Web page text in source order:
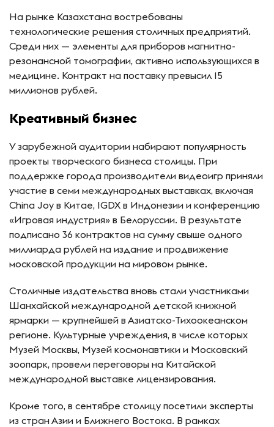
На рынке Казахстана востребованы
технологические решения столичных предприятий.
Среди них — элементы для приборов магнитно-
резонансной томографии, активно использующихся в
медицине. Контракт на поставку превысил 15
миллионов рублей.
Креативный бизнес
У зарубежной аудитории набирают популярность
проекты творческого бизнеса столицы. При
поддержке города производители видеоигр приняли
участие в семи международных выставках, включая
China Joy в Китае, IGDX в Индонезии и конференцию
«Игровая индустрия» в Белоруссии. В результате
подписано 36 контрактов на сумму свыше одного
миллиарда рублей на издание и продвижение
московской продукции на мировом рынке.
Столичные издательства вновь стали участниками
Шанхайской международной детской книжной
ярмарки — крупнейшей в Азиатско-Тихоокеанском
регионе. Культурные учреждения, в числе которых
Музей Москвы, Музей космонавтики и Московский
зоопарк, провели переговоры на Китайской
международной выставке лицензирования.
Кроме того, в сентябре столицу посетили эксперты
из стран Азии и Ближнего Востока. В рамках